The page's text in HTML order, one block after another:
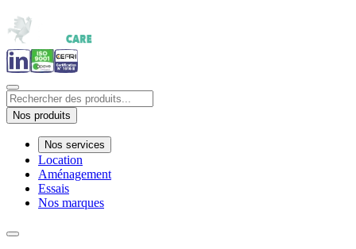
Nos produits
Nos services
Location
Aménagement
Essais
Nos marques